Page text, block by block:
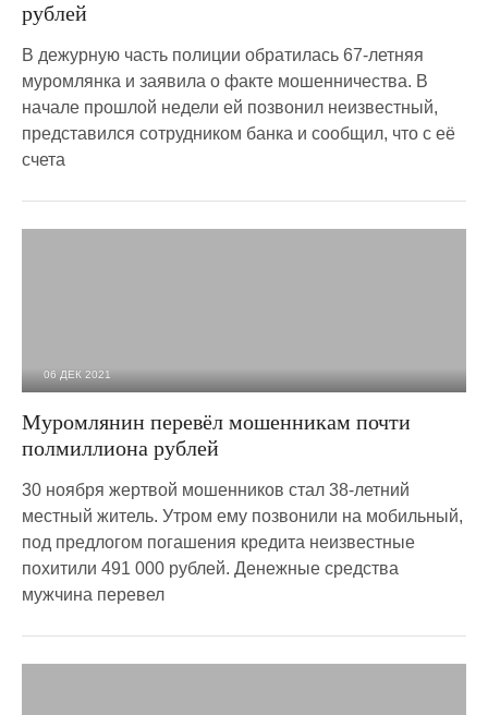
рублей
В дежурную часть полиции обратилась 67-летняя
муромлянка и заявила о факте мошенничества. В
начале прошлой недели ей позвонил неизвестный,
представился сотрудником банка и сообщил, что с её
счета
06 ДЕК 2021
Муромлянин перевёл мошенникам почти
полмиллиона рублей
30 ноября жертвой мошенников стал 38-летний
местный житель. Утром ему позвонили на мобильный,
под предлогом погашения кредита неизвестные
похитили 491 000 рублей. Денежные средства
мужчина перевел